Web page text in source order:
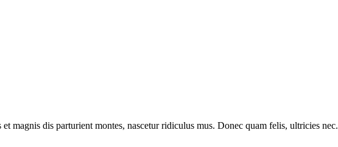
magnis dis parturient montes, nascetur ridiculus mus. Donec quam felis, ultricies nec.